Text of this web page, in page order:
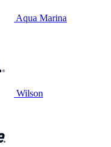
Aqua Marina
Wilson